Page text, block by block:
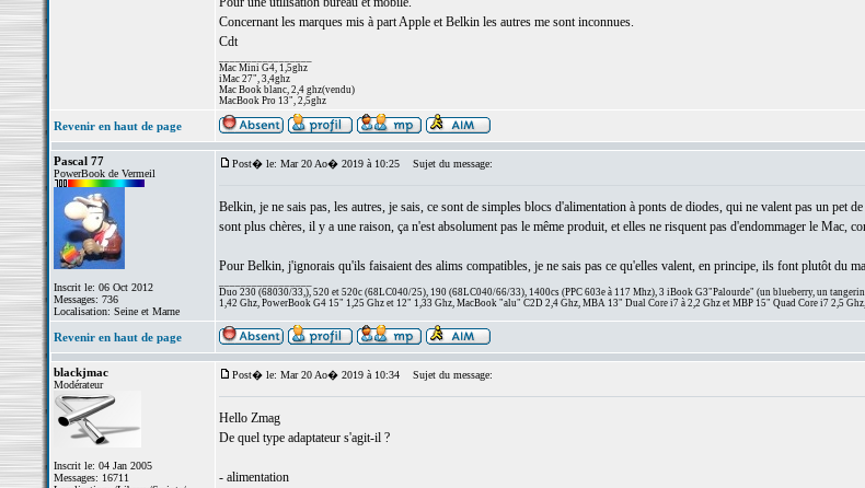
Concernant les marques mis à part Apple et Belkin les autres me sont inconnues.
Cdt
Mac Mini G4, 1,5ghz
iMac 27", 3,4ghz
Mac Book blanc, 2,4 ghz(vendu)
MacBook Pro 13", 2,5ghz
Revenir en haut de page
Pascal 77
PowerBook de Vermeil
Inscrit le: 06 Oct 2012
Messages: 736
Localisation: Seine et Marne
Post� le: Mar 20 Ao� 2019 à 10:25 Sujet du message:
Belkin, je ne sais pas, les autres, je sais, ce sont de simples blocs d'alimentation à ponts de diodes, qui ne valent pas un pet
sont plus chères, il y a une raison, ça n'est absolument pas le même produit, et elles ne risquent pas d'endommager le Mac,
Pour Belkin, j'ignorais qu'ils faisaient des alims compatibles, je ne sais pas ce qu'elles valent, en principe, ils font plutôt du
Duo 230 (68030/33,), 520 et 520c (68LC040/25), 190 (68LC040/66/33), 1400cs (PPC 603e à 117 Mhz), 3 iBook G3"Palourde" (un blueberry, un
1,42 Ghz, PowerBook G4 15" 1,25 Ghz et 12" 1,33 Ghz, MacBook "alu" C2D 2,4 Ghz, MBA 13" Dual Core i7 à 2,2 Ghz et MBP 15" Quad Core i7 2,5
Revenir en haut de page
blackjmac
Modérateur
Inscrit le: 04 Jan 2005
Messages: 16711
Post� le: Mar 20 Ao� 2019 à 10:34 Sujet du message:
Hello Zmag
De quel type adaptateur s'agit-il ?
- alimentation